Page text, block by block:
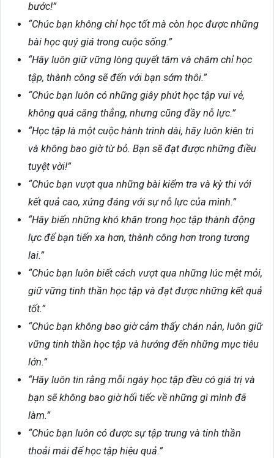
bước!”
“Chúc bạn không chỉ học tốt mà còn học được những
bài học quý giá trong cuộc sống.”
“Hãy luôn giữ vững lòng quyết tâm và chăm chỉ học
tập, thành công sẽ đến với bạn sớm thôi.”
“Chúc bạn luôn có những giây phút học tập vui vẻ,
không quá căng thẳng, nhưng cũng đầy nỗ lực.”
“Học tập là một cuộc hành trình dài, hãy luôn kiên trì
và không bao giờ từ bỏ. Bạn sẽ đạt được những điều
tuyệt vời!”
“Chúc bạn vượt qua những bài kiểm tra và kỳ thi với
kết quả cao, xứng đáng với sự nỗ lực của mình.”
“Hãy biến những khó khăn trong học tập thành động
lực để bạn tiến xa hơn, thành công hơn trong tương
lai.”
“Chúc bạn luôn biết cách vượt qua những lúc mệt mỏi,
giữ vững tinh thần học tập và đạt được những kết quả
tốt.”
“Chúc bạn không bao giờ cảm thấy chán nản, luôn giữ
vững tinh thần học tập và hướng đến những mục tiêu
lớn.”
“Hãy luôn tin rằng mỗi ngày học tập đều có giá trị và
bạn sẽ không bao giờ hối tiếc về những gì mình đã
làm.”
“Chúc bạn luôn có được sự tập trung và tinh thần
thoải mái để học tập hiệu quả.”